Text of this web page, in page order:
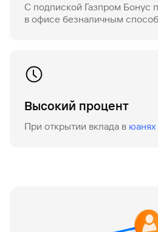
С подпиской Газпром Бонус
в офисе безналичным
Высокий процент
При открытии вклада в юанях